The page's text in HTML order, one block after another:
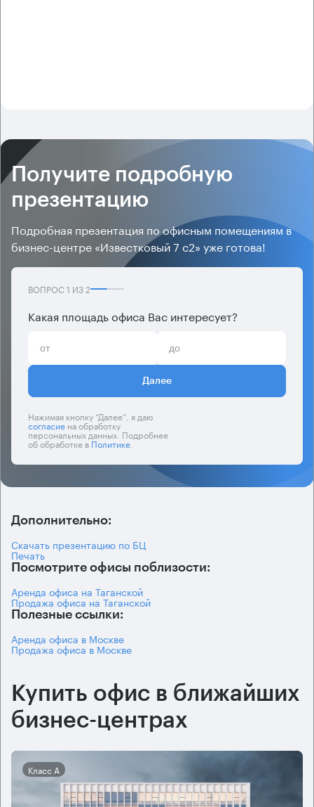
Получите подробную
презентацию
Подробная презентация по офисным помещениям в
бизнес-центре «Известковый 7 с2» уже готова!
ВОПРОС 1 ИЗ2
Какая площадь офиса Вас интересует?
Далее
Нажимая кнопку “Далее”, я даю
согласиена обработку
персональных данных. Подробнее
об обработке вПолитике.
Дополнительно:
Скачать презентацию по БЦ
Печать
Посмотрите офисы поблизости:
Аренда офиса на Таганской
Продажа офиса на Таганской
Полезные ссылки:
Аренда офиса в Москве
Продажа офиса в Москве
Купить офис в ближайших
бизнес-центрах
Класс А